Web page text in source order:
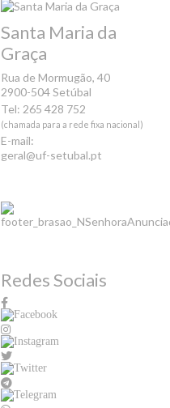
Santa Maria da
Graça
Rua de Mormugão, 40
2900-504 Setúbal
Tel: 265 428 752
(chamada para a rede fixa nacional)
E-mail:
geral@uf-setubal.pt
Redes Sociais